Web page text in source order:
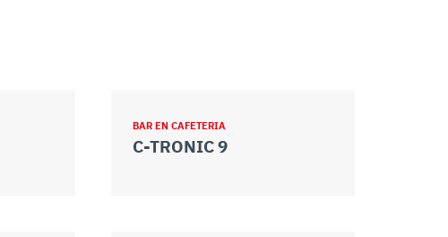
BAR EN CAFETERIA
C-TRONIC 9